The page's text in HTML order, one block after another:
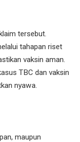
tersebut.
tahapan riset
vaksin aman.
TBC dan vaksin
nyawa.
maupun